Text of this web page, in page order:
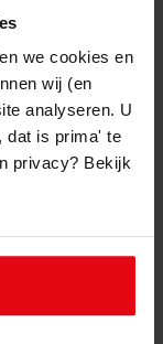
we cookies en
wij (en
analyseren. U
dat is prima' te
privacy? Bekijk
Vindt